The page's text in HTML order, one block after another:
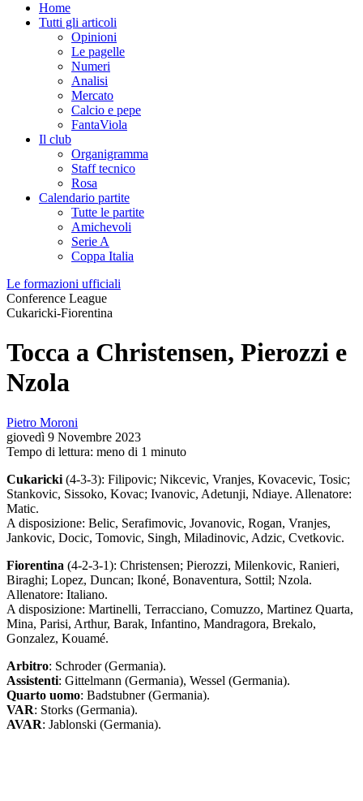
Home
Tutti gli articoli
Opinioni
Le pagelle
Numeri
Analisi
Mercato
Calcio e pepe
FantaViola
Il club
Organigramma
Staff tecnico
Rosa
Calendario partite
Tutte le partite
Amichevoli
Serie A
Coppa Italia
Le formazioni ufficiali
Conference League
Cukaricki-Fiorentina
Tocca a Christensen, Pierozzi e
Nzola
Pietro Moroni
giovedì 9 Novembre 2023
Tempo di lettura: meno di 1 minuto
Cukaricki (4-3-3): Filipovic; Nikcevic, Vranjes, Kovacevic, Tosic;
Stankovic, Sissoko, Kovac; Ivanovic, Adetunji, Ndiaye. Allenatore:
Matic.
A disposizione: Belic, Serafimovic, Jovanovic, Rogan, Vranjes,
Jankovic, Docic, Tomovic, Singh, Miladinovic, Adzic, Cvetkovic.
Fiorentina (4-2-3-1): Christensen; Pierozzi, Milenkovic, Ranieri,
Biraghi; Lopez, Duncan; Ikoné, Bonaventura, Sottil; Nzola.
Allenatore: Italiano.
A disposizione: Martinelli, Terracciano, Comuzzo, Martinez Quarta,
Mina, Parisi, Arthur, Barak, Infantino, Mandragora, Brekalo,
Gonzalez, Kouamé.
Arbitro: Schroder (Germania).
Assistenti: Gittelmann (Germania), Wessel (Germania).
Quarto uomo: Badstubner (Germania).
VAR: Storks (Germania).
AVAR: Jablonski (Germania).